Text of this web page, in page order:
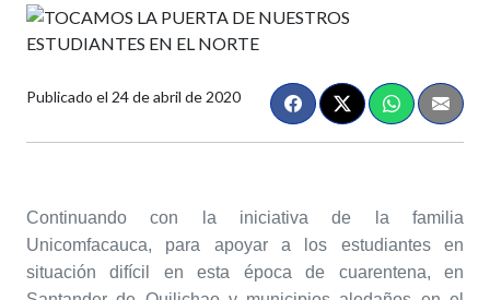
Publicado el 24 de abril de 2020
Continuando con la iniciativa de la familia
Unicomfacauca, para apoyar a los estudiantes en
situación difícil en esta época de cuarentena, en